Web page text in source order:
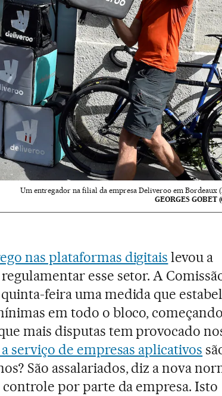
Um entregador na filial da empresa Deliveroo em Bordeaux
GEORGES GOBET
nas plataformas digitais levou a
esse setor. A
feira uma medida que
em todo o bloco, começando
mais disputas tem provocado
serviço de empresas aplicativos
São assalariados, diz a nova
por parte da empresa. Isto